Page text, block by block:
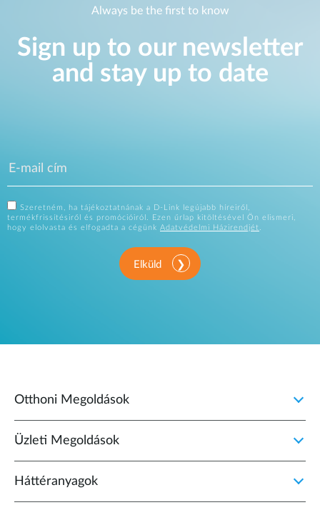
Always be the first to know
Sign up to our newsletter
and stay up to date
Szeretném, ha tájékoztatnának a D-Link legújabb híreiről,
termékfrissítésiről és promócióiról. Ezen űrlap kitöltésével Ön elismeri,
hogy elolvasta és elfogadta a cégünk Adatvédelmi Házirendjét
Elküld
Otthoni Megoldások
Üzleti Megoldások
Háttéranyagok